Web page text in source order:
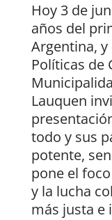
Hoy 3 de
años del
Argentina,
Políticas de
Lauquen
todo y sus
potente,
pone el
y la lucha
más justa e